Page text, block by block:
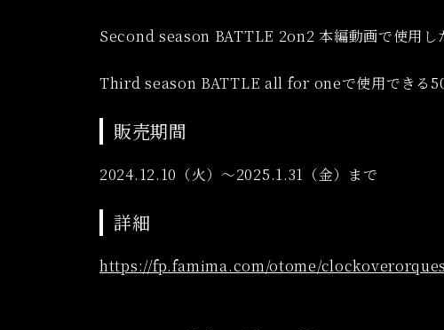
Second season BATTLE 2on2 本編動画で使用し
Third season BATTLE all for oneで使用できる
販売期間
2024.12.10（火）〜2025.1.31（金）まで
詳細
https://fp.famima.com/otome/